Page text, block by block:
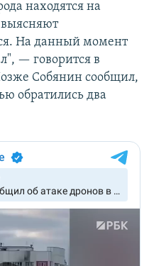
находятся на
На данный момент
— говорится в
Собянин сообщил,
обратились два